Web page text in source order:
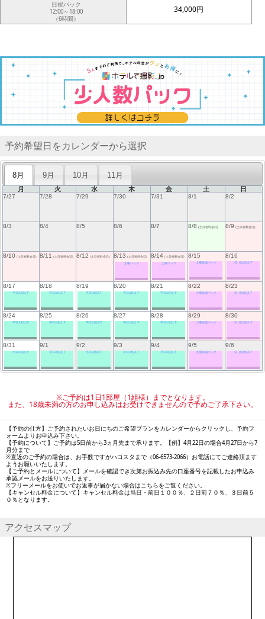
日祝パック
12:00～18:00
（6時間）
34,000円
予約希望日をカレンダーから選択
8月 9月 10月 11月
月 火 水 木 金 土 日
7/27 7/28 7/29 7/30 7/31 8/1 8/2
8/3 8/4 8/5 8/6 8/7 8/8 (土日祝料金日) 8/9 (土日祝料金日)
8/10 (土日祝料金日) 8/11 (土日祝料金日) 8/12 (土日祝料金日) 8/13 (土日祝料金日)
土曜パック
8/14 (土日祝料金日)
土曜パック
8/15
土曜短縮パック
8/16
日･祝3名以下
8/17
平日3名以下
8/18
平日3名以下
8/19
平日3名以下
8/20
平日3名以下
8/21
平日3名以下
8/22
土曜短縮パック
8/23
日･祝3名以下
8/24
平日3名以下
8/25
平日3名以下
8/26
平日3名以下
8/27
平日3名以下
8/28
平日3名以下
8/29
土曜短縮パック
8/30
日･祝3名以下
8/31
平日3名以下
9/1
平日3名以下
9/2
平日3名以下
9/3
平日3名以下
9/4
平日3名以下
9/5
土曜短縮パック
9/6
日･祝3名以下
※ご予約は1日1部屋（1組様）までとなります。
また、18歳未満の方のお申し込みはお受けできませんので予めご了承下さい。
【予約の仕方】ご予約されたいお日にちのご希望プランをカレンダーからクリックし、予約フ
ォームよりお申込み下さい。
【予約について】ご予約は5日前から3ヵ月先まで承ります。【例】4月22日の場合4月27日から7
月分まで
※直近のご予約の場合は、お手数ですがハコスタまで（06-6573-2066）お電話にてご連絡頂ます
ようお願いいたします。
【ご予約とメールについて】メールを確認でき次第お振込み先の口座番号を記載したお申込み
承認メールをお送りいたします。
※フリーメールをお使いでお返事が届かない場合はこちらをご覧ください。
【キャンセル料金について】キャンセル料金は当日・前日１００％、２日前７０％、３日前５
０％となります。
アクセスマップ